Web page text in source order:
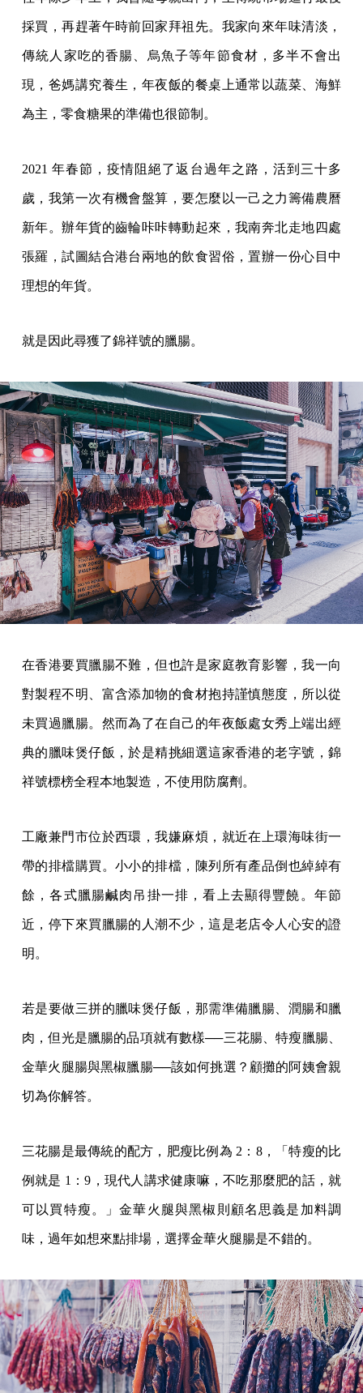
採買，再趕著午時前回家拜祖先。我家向來年味清淡，
傳統人家吃的香腸、烏魚子等年節食材，多半不會出
現，爸媽講究養生，年夜飯的餐桌上通常以蔬菜、海鮮
為主，零食糖果的準備也很節制。
2021 年春節，疫情阻絕了返台過年之路，活到三十多
歲，我第一次有機會盤算，要怎麼以一己之力籌備農曆
新年。辦年貨的齒輪咔咔轉動起來，我南奔北走地四處
張羅，試圖結合港台兩地的飲食習俗，置辦一份心目中
理想的年貨。
就是因此尋獲了錦祥號的臘腸。
在香港要買臘腸不難，但也許是家庭教育影響，我一向
對製程不明、富含添加物的食材抱持謹慎態度，所以從
未買過臘腸。然而為了在自己的年夜飯處女秀上端出經
典的臘味煲仔飯，於是精挑細選這家香港的老字號，錦
祥號標榜全程本地製造，不使用防腐劑。
工廠兼門市位於西環，我嫌麻煩，就近在上環海味街一
帶的排檔購買。小小的排檔，陳列所有產品倒也綽綽有
餘，各式臘腸鹹肉吊掛一排，看上去顯得豐饒。年節
近，停下來買臘腸的人潮不少，這是老店令人心安的證
明。
若是要做三拼的臘味煲仔飯，那需準備臘腸、潤腸和臘
肉，但光是臘腸的品項就有數樣──三花腸、特瘦臘腸、
金華火腿腸與黑椒臘腸──該如何挑選？顧攤的阿姨會親
切為你解答。
三花腸是最傳統的配方，肥瘦比例為 2：8，「特瘦的比
例就是 1：9，現代人講求健康嘛，不吃那麼肥的話，就
可以買特瘦。」金華火腿與黑椒則顧名思義是加料調
味，過年如想來點排場，選擇金華火腿腸是不錯的。